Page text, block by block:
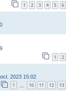
1 2 3 4 5 6
1 2
2023 15:02
1 10 11 12 13